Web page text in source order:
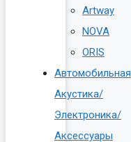
Artway
NOVA
ORIS
Автомобильная
Акустика/
Электроника/
Аксессуары